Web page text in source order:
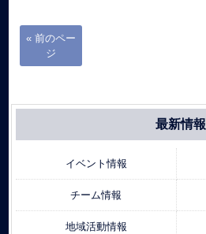
« 前のペー
ジ
最新情報
イベント情報
チーム情報
地域活動情報